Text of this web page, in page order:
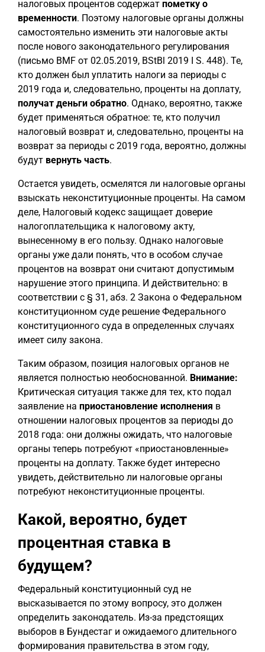
налоговых процентов содержат пометку о
временности. Поэтому налоговые органы должны
самостоятельно изменить эти налоговые акты
после нового законодательного регулирования
(письмо BMF от 02.05.2019, BStBl 2019 I S. 448). Те,
кто должен был уплатить налоги за периоды с
2019 года и, следовательно, проценты на доплату,
получат деньги обратно. Однако, вероятно, также
будет применяться обратное: те, кто получил
налоговый возврат и, следовательно, проценты на
возврат за периоды с 2019 года, вероятно, должны
будут вернуть часть.
Остается увидеть, осмелятся ли налоговые органы
взыскать неконституционные проценты. На самом
деле, Налоговый кодекс защищает доверие
налогоплательщика к налоговому акту,
вынесенному в его пользу. Однако налоговые
органы уже дали понять, что в особом случае
процентов на возврат они считают допустимым
нарушение этого принципа. И действительно: в
соответствии с § 31, абз. 2 Закона о Федеральном
конституционном суде решение Федерального
конституционного суда в определенных случаях
имеет силу закона.
Таким образом, позиция налоговых органов не
является полностью необоснованной. Внимание:
Критическая ситуация также для тех, кто подал
заявление на приостановление исполнения в
отношении налоговых процентов за периоды до
2018 года: они должны ожидать, что налоговые
органы теперь потребуют «приостановленные»
проценты на доплату. Также будет интересно
увидеть, действительно ли налоговые органы
потребуют неконституционные проценты.
Какой, вероятно, будет
процентная ставка в
будущем?
Федеральный конституционный суд не
высказывается по этому вопросу, это должен
определить законодатель. Из-за предстоящих
выборов в Бундестаг и ожидаемого длительного
формирования правительства в этом году,